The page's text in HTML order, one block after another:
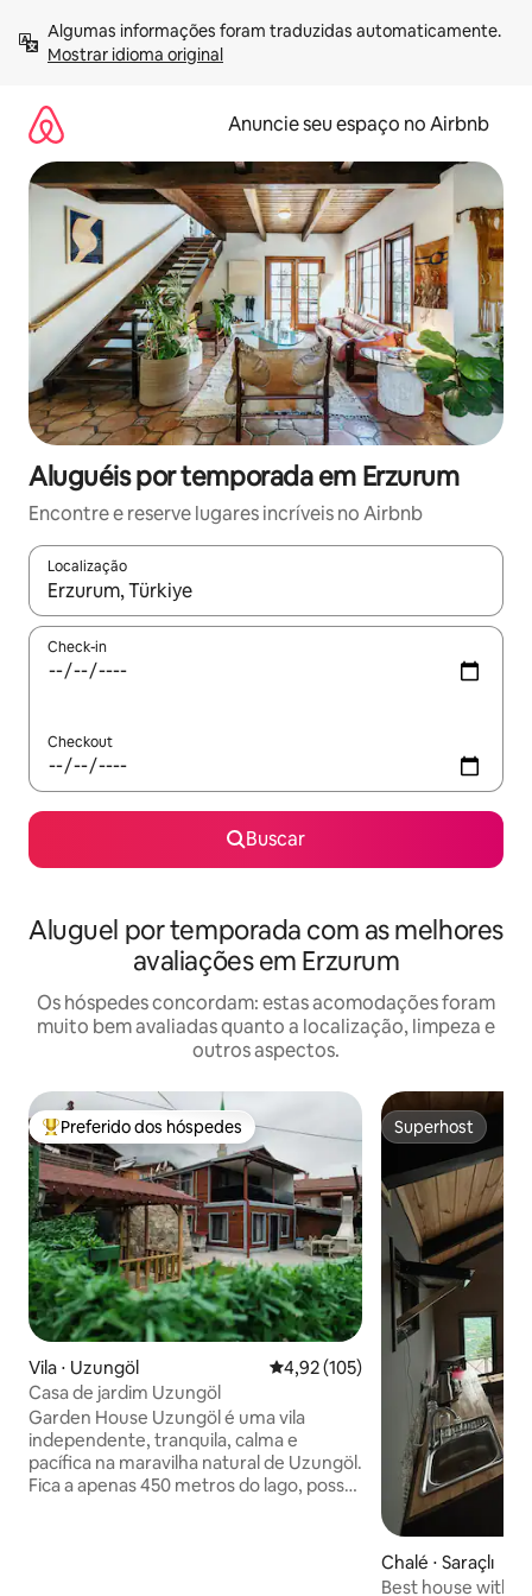
para
Mostrar idioma original
Anuncie seu espaço no Airbnb
Aluguéis por temporada em Erzurum
Encontre e reserve lugares incríveis no Airbnb
Localização
Quando os resultados estiverem disponíveis, explore-os
Check-in
Checkout
Buscar
Aluguel por temporada com as melhores
avaliações em Erzurum
Os hóspedes concordam: estas acomodações foram
muito bem avaliadas quanto a localização, limpeza e
outros aspectos.
Entre os melhores preferidos dos hóspedes
Preferido dos hóspedes
Vila ⋅ Uzungöl 4,92 de uma avaliação média de
4,92 (105)
Casa de jardim Uzungöl
Garden House Uzungöl é uma vila
independente, tranquila, calma e
pacífica na maravilha natural de Uzungöl.
Fica a apenas 450 metros do lago, possui
Superhost
Superhost
Chalé ⋅ Saraçlı
Best house with